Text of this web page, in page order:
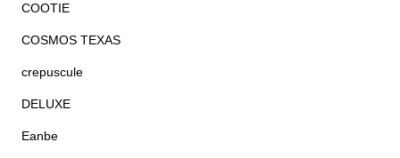
COOTIE
COSMOS TEXAS
crepuscule
DELUXE
Eanbe